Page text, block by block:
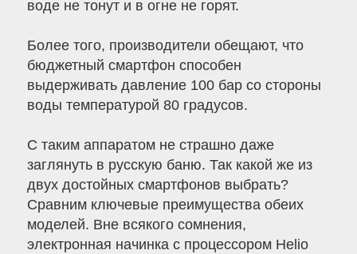
воде не тонут и в огне не горят.
Более того, производители обещают, что
бюджетный смартфон способен
выдерживать давление 100 бар со стороны
воды температурой 80 градусов.
С таким аппаратом не страшно даже
заглянуть в русскую баню. Так какой же из
двух достойных смартфонов выбрать?
Сравним ключевые преимущества обеих
моделей. Вне всякого сомнения,
электронная начинка с процессором Helio